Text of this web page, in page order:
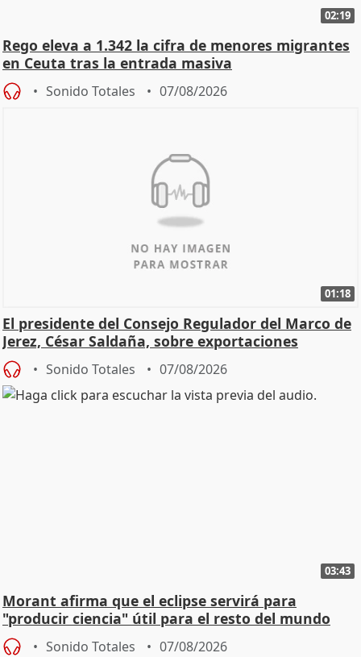
02:19
Rego eleva a 1.342 la cifra de menores migrantes
en Ceuta tras la entrada masiva
Sonido Totales 07/08/2026
01:18
El presidente del Consejo Regulador del Marco de
Jerez, César Saldaña, sobre exportaciones
Sonido Totales 07/08/2026
03:43
Morant afirma que el eclipse servirá para
"producir ciencia" útil para el resto del mundo
Sonido Totales 07/08/2026